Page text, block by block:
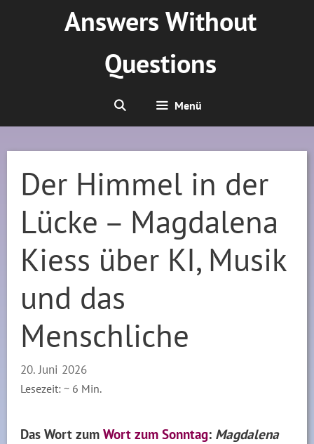
Answers Without
Questions
Menü
Der Himmel in der
Lücke – Magdalena
Kiess über KI, Musik
und das
Menschliche
20. Juni 2026
Lesezeit: ~ 6 Min.
Das Wort zumWort zum Sonntag: Magdalena